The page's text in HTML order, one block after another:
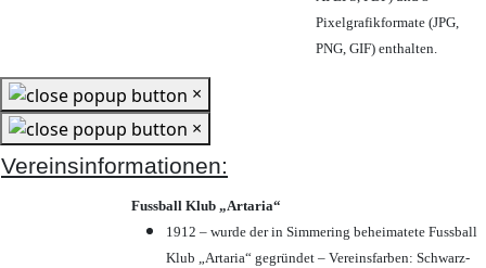
Pixelgrafikformate (JPG,
PNG, GIF) enthalten.
×
×
Vereinsinformationen:
Fussball Klub „Artaria“
1912 – wurde der in Simmering beheimatete Fussball
Klub „Artaria“ gegründet – Vereinsfarben: Schwarz-